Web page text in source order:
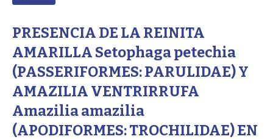
PRESENCIA DE LA REINITA
AMARILLA Setophaga petechia
(PASSERIFORMES: PARULIDAE) Y
AMAZILIA VENTRIRRUFA
Amazilia amazilia
(APODIFORMES: TROCHILIDAE) EN